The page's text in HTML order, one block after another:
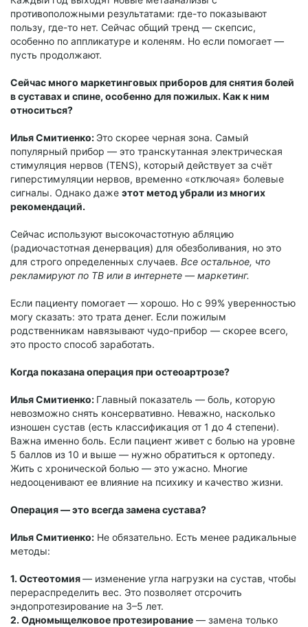
противоположными результатами: где-то показывают
пользу, где-то нет. Сейчас общий тренд — скепсис,
особенно по аппликатуре и коленям. Но если помогает —
пусть продолжают.
Сейчас много маркетинговых приборов для снятия болей
в суставах и спине, особенно для пожилых. Как к ним
относиться?
Илья Смитиенко: Это скорее черная зона. Самый
популярный прибор — это транскутанная электрическая
стимуляция нервов (TENS), который действует за счёт
гиперстимуляции нервов, временно «отключая» болевые
сигналы. Однако даже этот метод убрали из многих
рекомендаций.
Сейчас используют высокочастотную абляцию
(радиочастотная денервация) для обезболивания, но это
для строго определенных случаев. Все остальное, что
рекламируют по ТВ или в интернете — маркетинг.
Если пациенту помогает — хорошо. Но с 99% уверенностью
могу сказать: это трата денег. Если пожилым
родственникам навязывают чудо-прибор — скорее всего,
это просто способ заработать.
Когда показана операция при остеоартрозе?
Илья Смитиенко: Главный показатель — боль, которую
невозможно снять консервативно. Неважно, насколько
изношен сустав (есть классификация от 1 до 4 степени).
Важна именно боль. Если пациент живет с болью на уровне
5 баллов из 10 и выше — нужно обратиться к ортопеду.
Жить с хронической болью — это ужасно. Многие
недооценивают ее влияние на психику и качество жизни.
Операция — это всегда замена сустава?
Илья Смитиенко: Не обязательно. Есть менее радикальные
методы:
1. Остеотомия— изменение угла нагрузки на сустав, чтобы
перераспределить вес. Это позволяет отсрочить
эндопротезирование на 3–5 лет.
2. Одномыщелковое протезирование — замена только